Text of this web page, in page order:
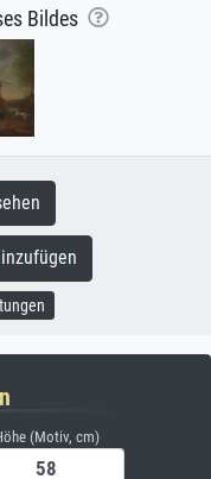
Bildes
(Motiv, cm)